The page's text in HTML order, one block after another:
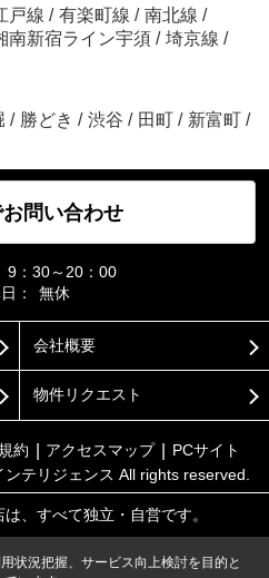
戸線 / 有楽町線 / 南北線 /
南新宿ライン宇須 / 埼京線 /
/ 勝どき / 渋谷 / 田町 / 新富町 /
問い合わせ
9：30～20：00
：
無休
会社概要
物件リクエスト
約 アクセスマップ
PCサイト
テリジェンス All rights reserved.
、すべて独立・自営です。
状況把握、サービス向上検討を目的と